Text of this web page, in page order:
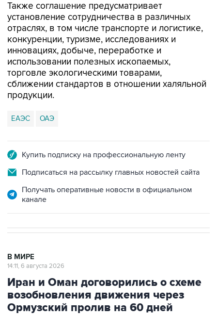
Также соглашение предусматривает
установление сотрудничества в различных
отраслях, в том числе транспорте и логистике,
конкуренции, туризме, исследованиях и
инновациях, добыче, переработке и
использовании полезных ископаемых,
торговле экологическими товарами,
сближении стандартов в отношении халяльной
продукции.
ЕАЭС ОАЭ
Купить подписку на профессиональную ленту
Подписаться на рассылку главных новостей сайта
Получать оперативные новости в официальном
канале
В МИРЕ
14:11, 6 августа 2026
Иран и Оман договорились о схеме
возобновления движения через
Ормузский пролив на 60 дней